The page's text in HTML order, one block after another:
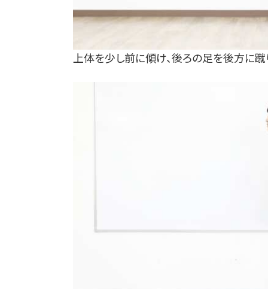
上体を少し前に傾け、後ろの足を後方に